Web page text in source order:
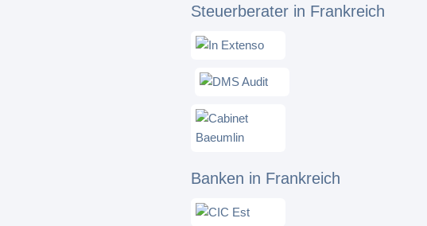
Steuerberater in Frankreich
Banken in Frankreich